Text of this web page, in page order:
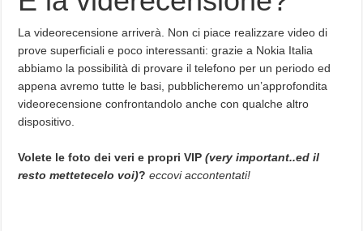
La videorecensione arriverà. Non ci piace realizzare video di
prove superficiali e poco interessanti: grazie a Nokia Italia
abbiamo la possibilità di provare il telefono per un periodo ed
appena avremo tutte le basi, pubblicheremo un’approfondita
videorecensione confrontandolo anche con qualche altro
dispositivo.
Volete le foto dei veri e propri VIP(very important..ed il
resto mettetecelo voi)?eccovi accontentati!